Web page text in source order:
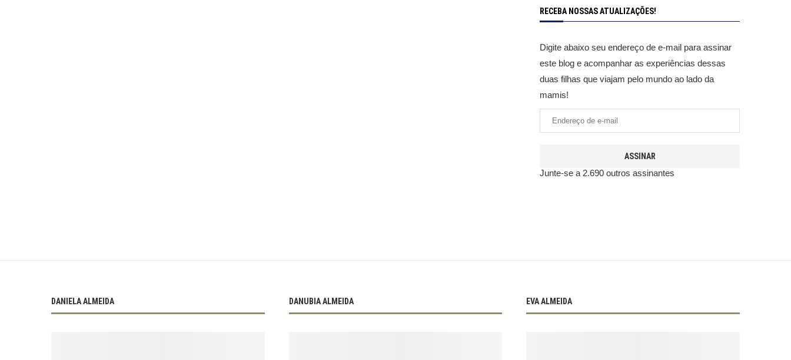
RECEBA NOSSAS ATUALIZAÇÕES!
Digite abaixo seu endereço de e-mail para assinar
este blog e acompanhar as experiências dessas
duas filhas que viajam pelo mundo ao lado da
mamis!
ASSINAR
Junte-se a 2.690 outros assinantes
DANIELA ALMEIDA DANUBIA ALMEIDA EVA ALMEIDA